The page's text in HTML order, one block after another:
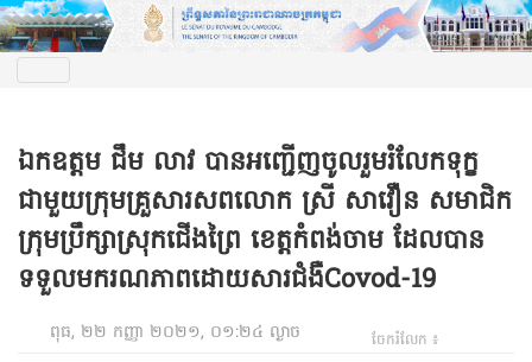
ឯកឧត្តម ជឹម លាវ បានអញ្ជើញចូលរួមរំលែកទុក្ខ
ជាមួយក្រុមគ្រួសារសពលោក ស្រី សាវឿន សមាជិក
ក្រុមប្រឹក្សាស្រុកជើងព្រៃ ខេត្តកំពង់ចាម ដែលបាន
ទទួលមករណភាពដោយសារជំងឺCovod-19
ពុធ, ២២ កញ្ញា ២០២១, ០១:២៤ ល្ងាច ចែករំលែក ៖